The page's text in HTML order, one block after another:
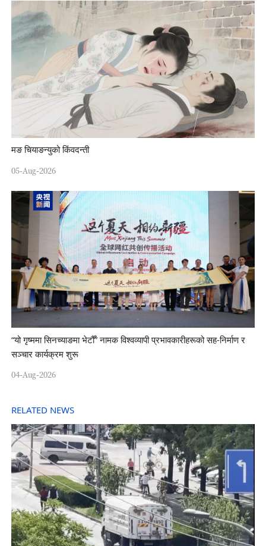
मङ चियाङन्युको किंवदन्ती
05-Aug-2026
“यो गृष्ममा सिनच्याङमा भेटौँ” नामक विश्वव्यापी प्रभावकारीहरूको सह-निर्माण र
सञ्चार कार्यक्रम शुरू
04-Aug-2026
RELATED NEWS